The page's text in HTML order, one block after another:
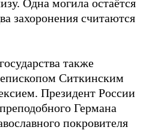
Одна могила остаётся
захоронения считаются
также
Ситкинским
Президент России
Германа
покровителя